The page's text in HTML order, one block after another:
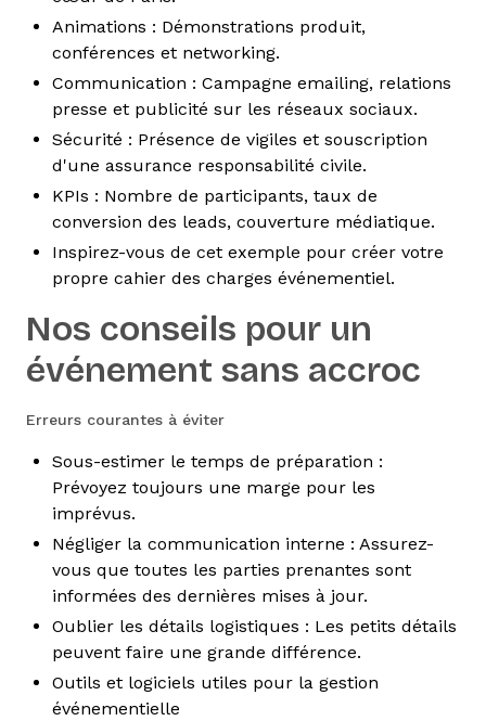
Animations : Démonstrations produit,
conférences et networking.
Communication : Campagne emailing, relations
presse et publicité sur les réseaux sociaux.
Sécurité : Présence de vigiles et souscription
d'une assurance responsabilité civile.
KPIs : Nombre de participants, taux de
conversion des leads, couverture médiatique.
Inspirez-vous de cet exemple pour créer votre
propre cahier des charges événementiel.
Nos conseils pour un
événement sans accroc
Erreurs courantes à éviter
Sous-estimer le temps de préparation :
Prévoyez toujours une marge pour les
imprévus.
Négliger la communication interne : Assurez-
vous que toutes les parties prenantes sont
informées des dernières mises à jour.
Oublier les détails logistiques : Les petits détails
peuvent faire une grande différence.
Outils et logiciels utiles pour la gestion
événementielle